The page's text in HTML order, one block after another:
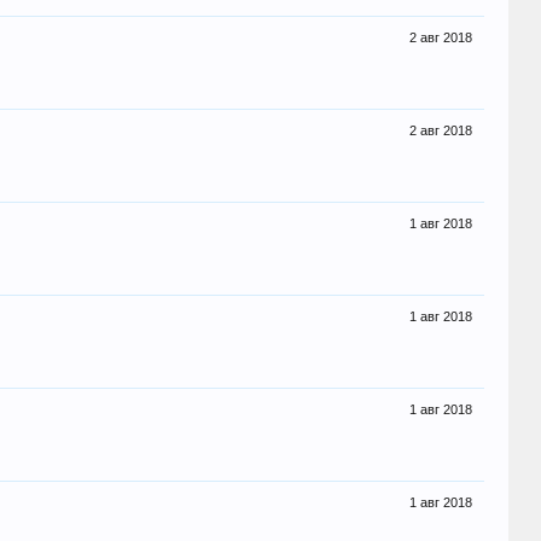
2 авг 2018
2 авг 2018
1 авг 2018
1 авг 2018
1 авг 2018
1 авг 2018